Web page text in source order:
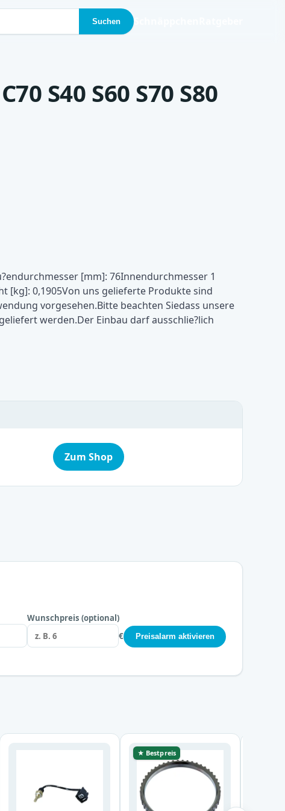
Suchen
S40 S60 S70 S80
[mm]: 76Innendurchmesser 1
[kg]: 0,1905Von uns gelieferte Produkte sind
vorgesehen.Bitte beachten Siedass unsere
werden.Der Einbau darf ausschlie?lich
Zum Shop
Wunschpreis (optional)
€
Preisalarm aktivieren
★ Bestpreis